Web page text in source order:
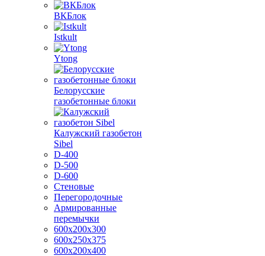
ВКБлок
Istkult
Ytong
Белорусские
газобетонные блоки
Калужский газобетон
Sibel
D-400
D-500
D-600
Стеновые
Перегородочные
Армированные
перемычки
600х200х300
600х250х375
600х200х400